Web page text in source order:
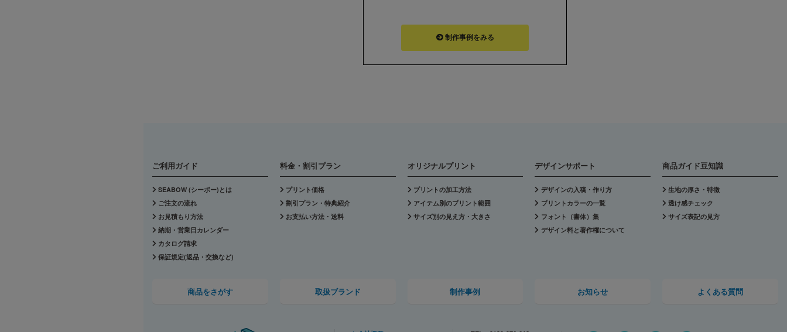
制作事例をみる
ご利用ガイド
SEABOW (シーボー)とは
ご注文の流れ
お見積もり方法
納期・営業日カレンダー
カタログ請求
保証規定(返品・交換など)
料金・割引プラン
プリント価格
割引プラン・特典紹介
お支払い方法・送料
オリジナルプリント
プリントの加工方法
アイテム別のプリント範囲
サイズ別の見え方・大きさ
デザインサポート
デザインの入稿・作り方
プリントカラーの一覧
フォント（書体）集
デザイン料と著作権について
商品ガイド豆知識
生地の厚さ・特徴
透け感チェック
サイズ表記の見方
商品をさがす 取扱ブランド 制作事例 お知らせ よくある質問